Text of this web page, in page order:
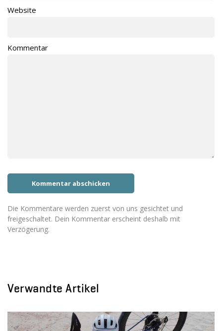
Website
Kommentar
Die Kommentare werden zuerst von uns gesichtet und
freigeschaltet. Dein Kommentar erscheint deshalb mit
Verzögerung.
Verwandte Artikel